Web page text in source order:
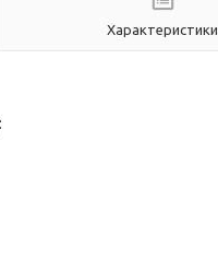
Характеристики